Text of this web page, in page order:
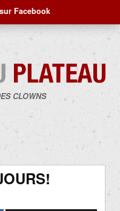
Facebook
CLOWNS
contenu